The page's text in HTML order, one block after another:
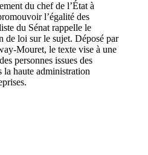
du chef de l’État à
l’égalité des
du Sénat rappelle le
de loi sur le sujet. Déposé par
Mouret, le texte vise à une
personnes issues des
la haute administration